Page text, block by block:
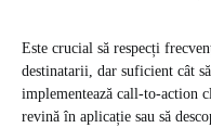
Este crucial să respecți
destinatarii, dar suficient cât
implementează call-to-action
revină în aplicație sau să